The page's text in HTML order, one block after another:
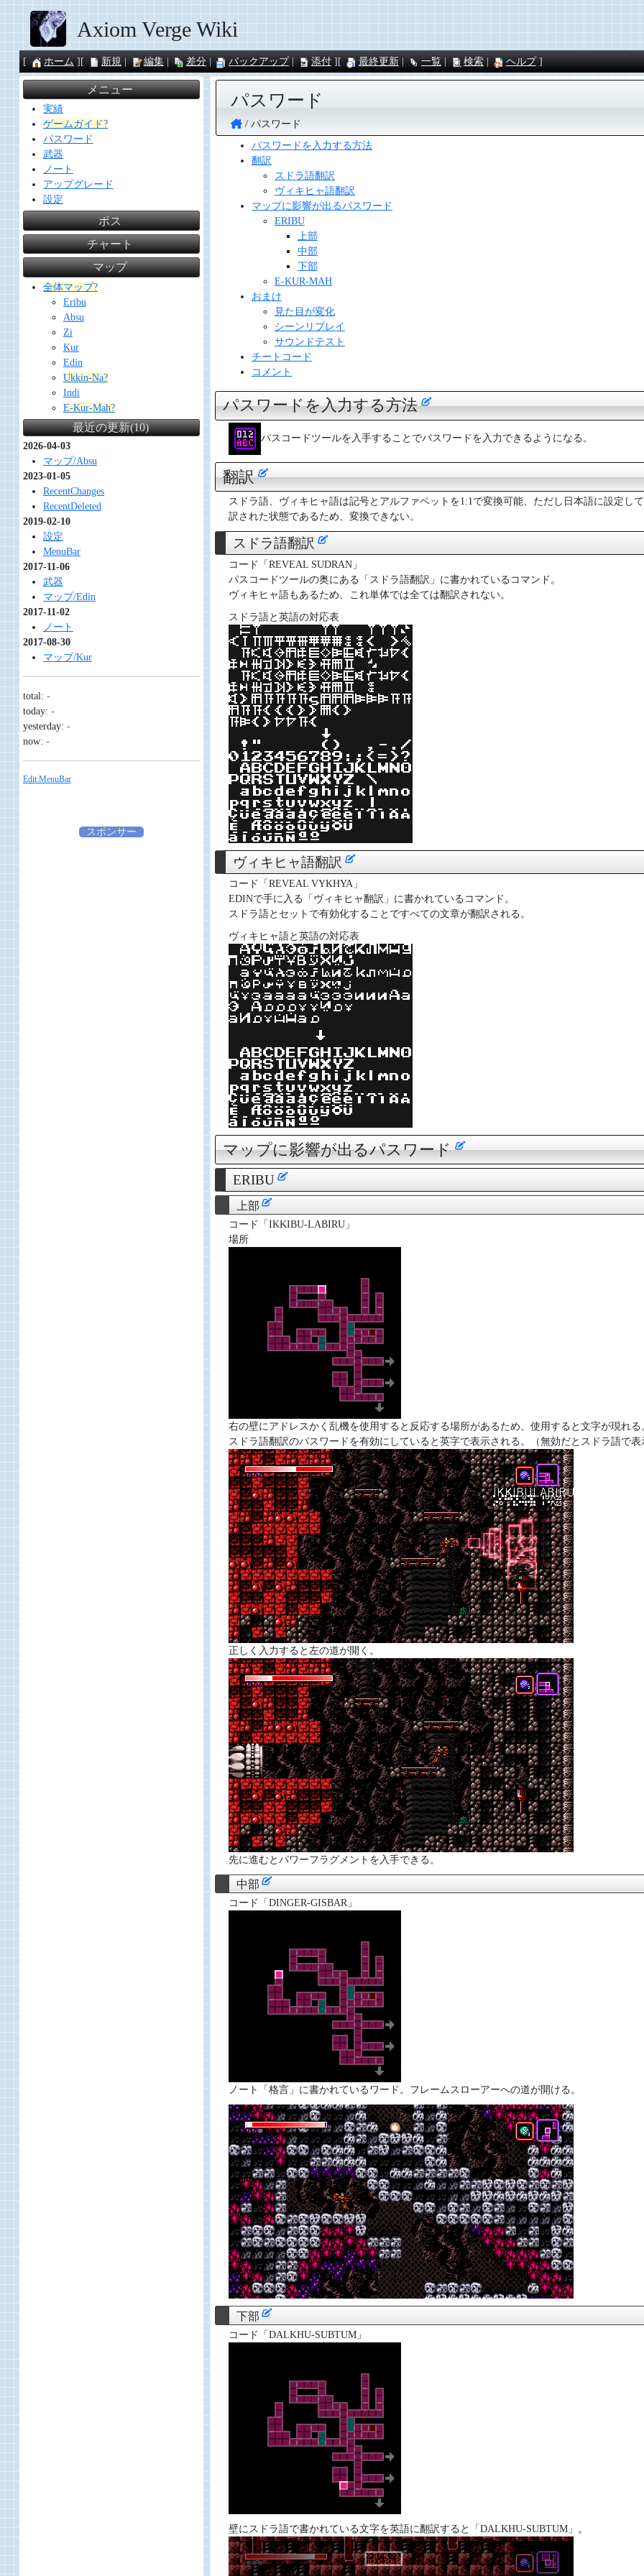
Axiom Verge Wiki
ホーム 新規 編集 差分 バックアップ 添付 最終更新 一覧 検索 ヘルプ
パスワード
パスワード
パスワードを入力する方法
翻訳
スドラ語翻訳
ヴィキヒャ語翻訳
マップに影響が出るパスワード
ERIBU
上部
中部
下部
E-KUR-MAH
おまけ
見た目が変化
シーンリプレイ
サウンドテスト
チートコード
コメント
パスワードを入力する方法
パスコードツールを入手することでパスワードを入力できるようになる。
翻訳
スドラ語、ヴィキヒャ語は記号とアルファベットを1:1で変換可能、ただし日本語に設定し
訳された状態であるため、変換できない。
スドラ語翻訳
コード「REVEAL SUDRAN」
パスコードツールの奥にある「スドラ語翻訳」に書かれているコマンド。
ヴィキヒャ語もあるため、これ単体では全ては翻訳されない。
スドラ語と英語の対応表
ヴィキヒャ語翻訳
コード「REVEAL VYKHYA」
EDINで手に入る「ヴィキヒャ翻訳」に書かれているコマンド。
スドラ語とセットで有効化することですべての文章が翻訳される。
ヴィキヒャ語と英語の対応表
マップに影響が出るパスワード
ERIBU
上部
コード「IKKIBU-LABIRU」
場所
右の壁にアドレスかく乱機を使用すると反応する場所があるため、使用すると文字が現れる
スドラ語翻訳のパスワードを有効にしていると英字で表示される。（無効だとスドラ語で表
正しく入力すると左の道が開く。
先に進むとパワーフラグメントを入手できる。
中部
コード「DINGER-GISBAR」
ノート「格言」に書かれているワード。フレームスローアーへの道が開ける。
下部
コード「DALKHU-SUBTUM」
壁にスドラ語で書かれている文字を英語に翻訳すると「DALKHU-SUBTUM」。
メニュー
実績
ゲームガイド?
パスワード
武器
ノート
アップグレード
設定
ボス
チャート
マップ
全体マップ?
Eribu
Absu
Zi
Kur
Edin
Ukkin-Na?
Indi
E-Kur-Mah?
最近の更新(10)
2026-04-03
マップ/Absu
2023-01-05
RecentChanges
RecentDeleted
2019-02-10
設定
MenuBar
2017-11-06
武器
マップ/Edin
2017-11-02
ノート
2017-08-30
マップ/Kur
total: -
today: -
yesterday: -
now: -
Edit:MenuBar
スポンサー